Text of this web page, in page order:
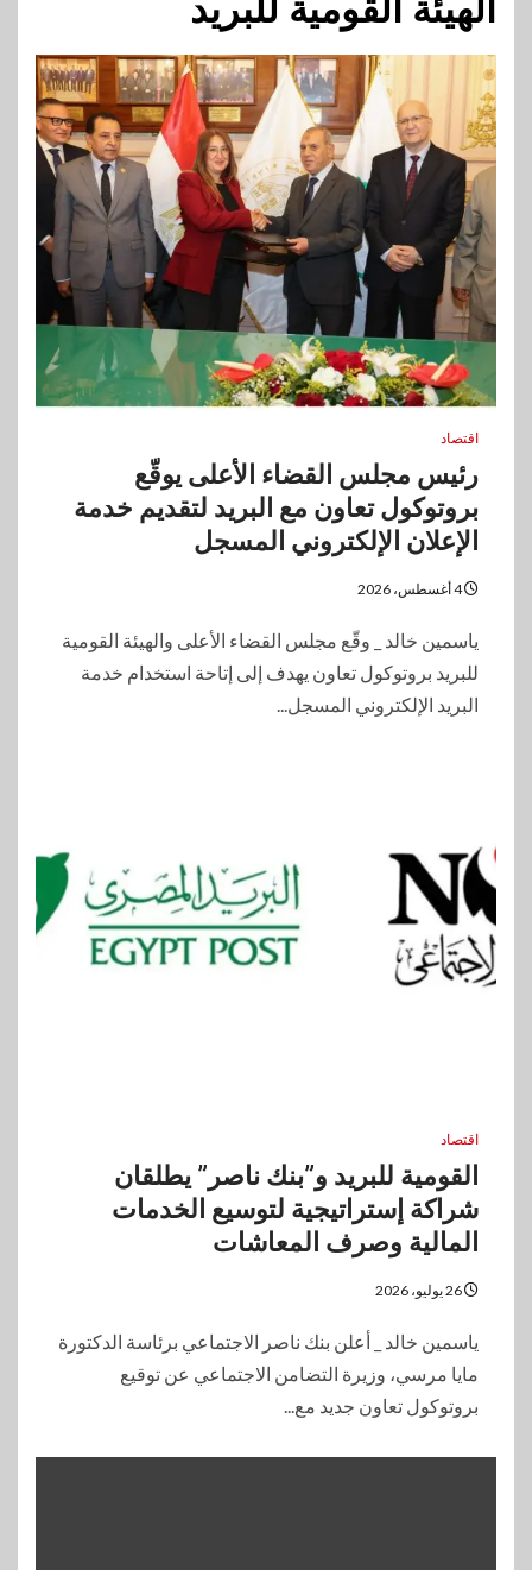
الهيئة القومية للبريد
اقتصاد
رئيس مجلس القضاء الأعلى يوقّع
بروتوكول تعاون مع البريد لتقديم خدمة
الإعلان الإلكتروني المسجل
4 أغسطس، 2026
ياسمين خالد _ وقّع مجلس القضاء الأعلى والهيئة القومية
للبريد بروتوكول تعاون يهدف إلى إتاحة استخدام خدمة
البريد الإلكتروني المسجل...
اقتصاد
القومية للبريد و”بنك ناصر” يطلقان
شراكة إستراتيجية لتوسيع الخدمات
المالية وصرف المعاشات
ياسمين خالد _ أعلن بنك ناصر الاجتماعي برئاسة الدكتورة
مايا مرسي، وزيرة التضامن الاجتماعي عن توقيع
بروتوكول تعاون جديد مع...